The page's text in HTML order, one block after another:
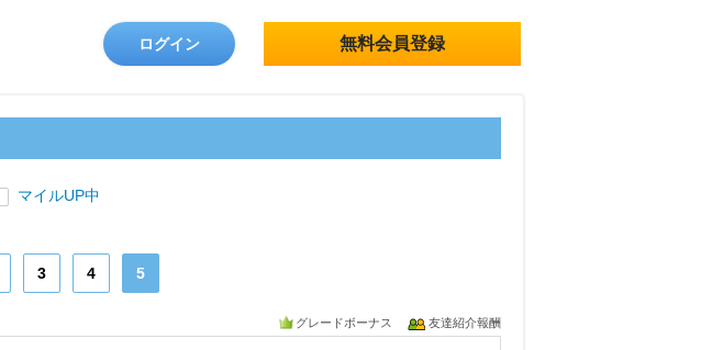
ログイン 無料会員登録
マイルUP中
3 4 5
グレードボーナス 友達紹介報酬